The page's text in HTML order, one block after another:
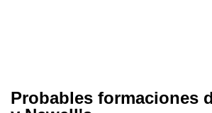
Probables formaciones